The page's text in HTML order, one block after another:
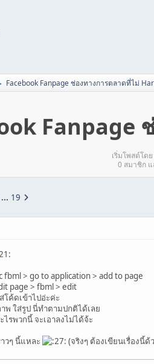
Facebook Fanpage ช่องทางการตลาดที่ไม่
Fanpage
เริ่มโพสต์โด
0 สมาชิก
... 19
> go to application > add to page
page > fbml > edit
โค้ดเข้าไปอ่ะค่ะ
พ ใส่รูป นี่ทำตามปกติได้เลย
รพวกนี้ จะเอาลงไม่ได้จ้ะ
วๆ นี้แหละ
(จริงๆ ต้องเขียนเรื่องนี้ด้